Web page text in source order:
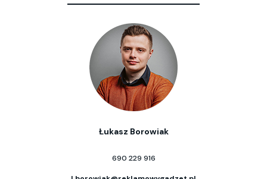
Łukasz Borowiak
690 229 916